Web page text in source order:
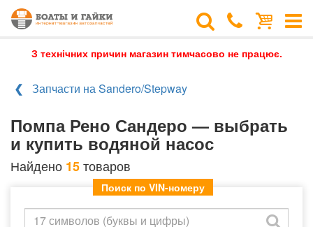
З технічних причин магазин тимчасово не працює.
Запчасти на Sandero/Stepway
Помпа Рено Сандеро — выбрать
и купить водяной насос
Найдено 15товаров
Поиск по VIN-номеру